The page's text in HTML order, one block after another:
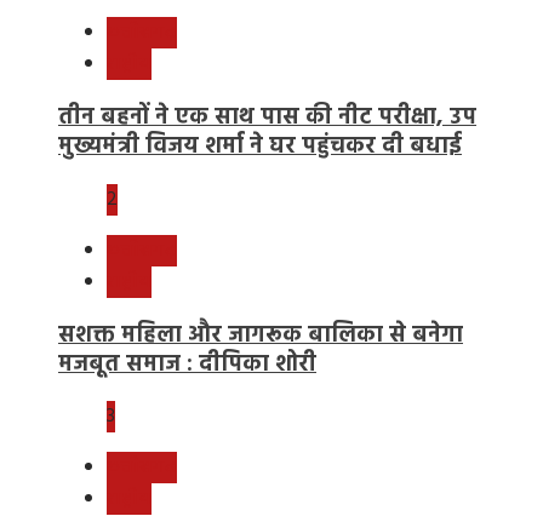
तीन बहनों ने एक साथ पास की नीट परीक्षा, उप
मुख्यमंत्री विजय शर्मा ने घर पहुंचकर दी बधाई
2
सशक्त महिला और जागरूक बालिका से बनेगा
मजबूत समाज : दीपिका शोरी
3